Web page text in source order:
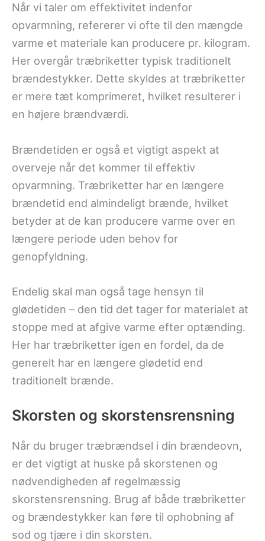
Når vi taler om effektivitet indenfor
opvarmning, refererer vi ofte til den mængde
varme et materiale kan producere pr. kilogram.
Her overgår træbriketter typisk traditionelt
brændestykker. Dette skyldes at træbriketter
er mere tæt komprimeret, hvilket resulterer i
en højere brændværdi.
Brændetiden er også et vigtigt aspekt at
overveje når det kommer til effektiv
opvarmning. Træbriketter har en længere
brændetid end almindeligt brænde, hvilket
betyder at de kan producere varme over en
længere periode uden behov for
genopfyldning.
Endelig skal man også tage hensyn til
glødetiden – den tid det tager for materialet at
stoppe med at afgive varme efter optænding.
Her har træbriketter igen en fordel, da de
generelt har en længere glødetid end
traditionelt brænde.
Skorsten og skorstensrensning
Når du bruger træbrændsel i din brændeovn,
er det vigtigt at huske på skorstenen og
nødvendigheden af regelmæssig
skorstensrensning. Brug af både træbriketter
og brændestykker kan føre til ophobning af
sod og tjære i din skorsten.